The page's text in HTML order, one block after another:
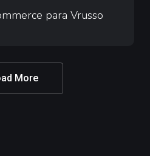
web
Vrusso
para Vrusso
More